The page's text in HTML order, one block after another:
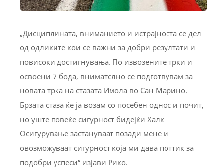
„Дисциплината, вниманието и истрајноста се дел
од одликите кои се важни за добри резултати и
повисоки достигнувања. По извозените трки и
освоени 7 бода, внимателно се подготвувам за
новата трка на стазата Имола во Сан Марино.
Брзата стаза ќе ја возам со посебен однос и почит,
но уште повеќе сигурност бидејќи Халк
Осигурување застануваат позади мене и
овозможуваат сигурност која ми дава поттик за
подобри успеси“ изјави Рико.